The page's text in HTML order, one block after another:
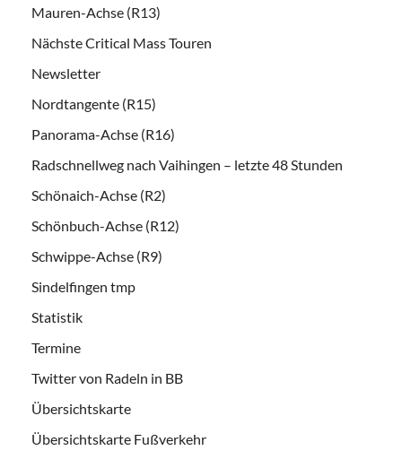
Mauren-Achse (R13)
Nächste Critical Mass Touren
Newsletter
Nordtangente (R15)
Panorama-Achse (R16)
Radschnellweg nach Vaihingen – letzte 48 Stunden
Schönaich-Achse (R2)
Schönbuch-Achse (R12)
Schwippe-Achse (R9)
Sindelfingen tmp
Statistik
Termine
Twitter von Radeln in BB
Übersichtskarte
Übersichtskarte Fußverkehr